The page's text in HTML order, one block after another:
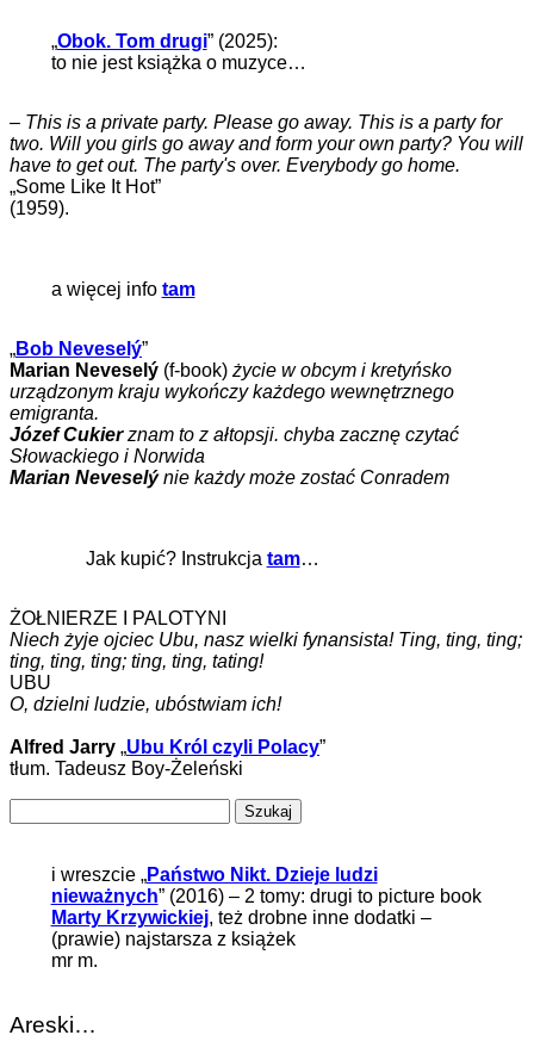
„Obok. Tom drugi” (2025):
to nie jest książka o muzyce…
– This is a private party. Please go away. This is a party for
two. Will you girls go away and form your own party? You will
have to get out. The party's over. Everybody go home.
„Some Like It Hot”
(1959).
a więcej info tam
„Bob Neveselý”
Marian Neveselý (f-book) życie w obcym i kretyńsko
urządzonym kraju wykończy każdego wewnętrznego
emigranta.
Józef Cukierznam to z ałtopsji. chyba zacznę czytać
Słowackiego i Norwida
Marian Neveselýnie każdy może zostać Conradem
Jak kupić? Instrukcja tam…
ŻOŁNIERZE I PALOTYNI
Niech żyje ojciec Ubu, nasz wielki fynansista! Ting, ting, ting;
ting, ting, ting; ting, ting, tating!
UBU
O, dzielni ludzie, ubóstwiam ich!
Alfred Jarry „Ubu Król czyli Polacy”
tłum. Tadeusz Boy-Żeleński
i wreszcie „Państwo Nikt. Dzieje ludzi
nieważnych” (2016) – 2 tomy: drugi to picture book
Marty Krzywickiej, też drobne inne dodatki –
(prawie) najstarsza z książek
mr m.
Areski…